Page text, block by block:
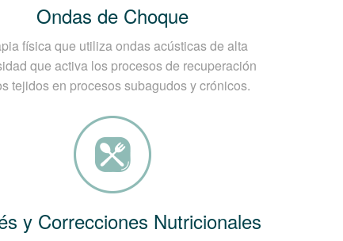
tendón de la musculatura que
del manguito, es esencial
para explorar el manguito
requiere inyección intraarticular.
Ondas de Choque
física que utiliza ondas acústicas de alta
que activa los procesos de recuperación
tejidos en procesos subagudos y crónicos.
y Correcciones Nutricionales